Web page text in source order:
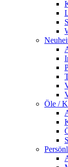
Öle /